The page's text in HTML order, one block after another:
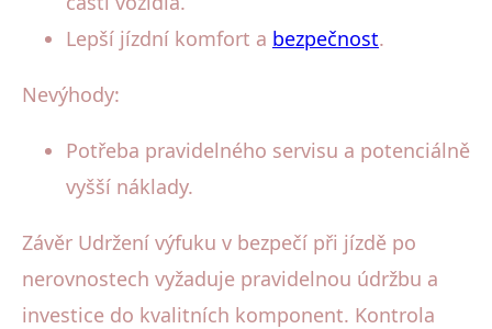
Lepší jízdní komfort a bezpečnost.
Nevýhody:
Potřeba pravidelného servisu a potenciálně
vyšší náklady.
Závěr Udržení výfuku v bezpečí při jízdě po
nerovnostech vyžaduje pravidelnou údržbu a
investice do kvalitních komponent. Kontrola